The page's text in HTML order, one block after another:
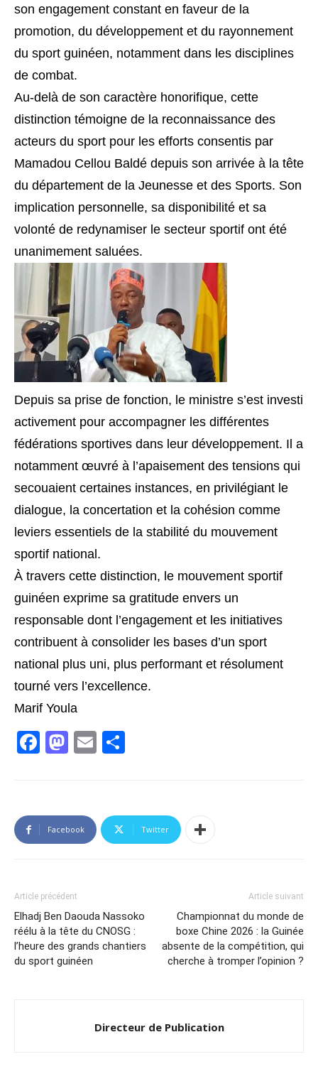
son engagement constant en faveur de la
promotion, du développement et du rayonnement
du sport guinéen, notamment dans les disciplines
de combat.
Au-delà de son caractère honorifique, cette
distinction témoigne de la reconnaissance des
acteurs du sport pour les efforts consentis par
Mamadou Cellou Baldé depuis son arrivée à la tête
du département de la Jeunesse et des Sports. Son
implication personnelle, sa disponibilité et sa
volonté de redynamiser le secteur sportif ont été
unanimement saluées.
Depuis sa prise de fonction, le ministre s’est investi
activement pour accompagner les différentes
fédérations sportives dans leur développement. Il a
notamment œuvré à l’apaisement des tensions qui
secouaient certaines instances, en privilégiant le
dialogue, la concertation et la cohésion comme
leviers essentiels de la stabilité du mouvement
sportif national.
À travers cette distinction, le mouvement sportif
guinéen exprime sa gratitude envers un
responsable dont l’engagement et les initiatives
contribuent à consolider les bases d’un sport
national plus uni, plus performant et résolument
tourné vers l’excellence.
Marif Youla
Facebook
Mastodon
Email
Facebook Twitter
Article précédent
Elhadj Ben Daouda Nassoko
réélu à la tête du CNOSG :
l’heure des grands chantiers
du sport guinéen
Article suivant
Championnat du monde de
boxe Chine 2026 : la Guinée
absente de la compétition, qui
cherche à tromper l’opinion ?
Directeur de Publication